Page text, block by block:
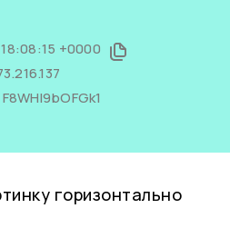
+0000
F8WHI9bOFGk1
горизонтально